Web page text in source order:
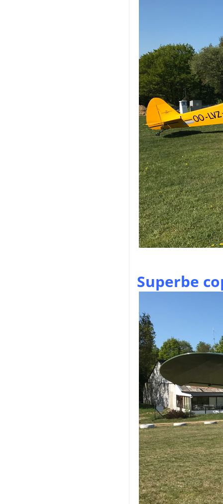
Superbe